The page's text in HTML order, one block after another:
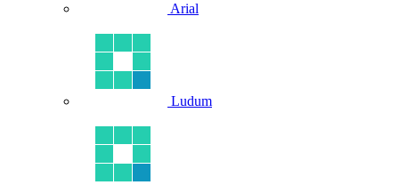
Arial
Ludum